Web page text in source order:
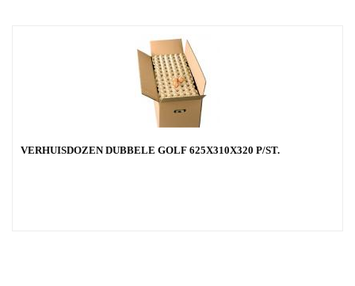
VERHUISDOZEN DUBBELE GOLF 625X310X320 P/ST.